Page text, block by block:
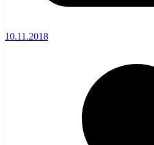
10.11.2018